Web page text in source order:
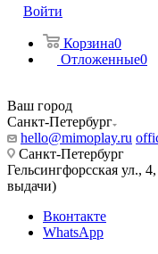
Войти
Корзина0
Отложенные0
Ваш город
Санкт-Петербург
hello@mimoplay.ru
Санкт-Петербург
Гельсингфорсская ул.,
выдачи)
Вконтакте
WhatsApp